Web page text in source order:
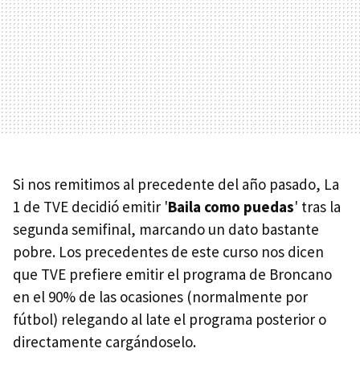
Si nos remitimos al precedente del año pasado, La
1 de TVE decidió emitir 'Baila como puedas' tras la
segunda semifinal, marcando un dato bastante
pobre. Los precedentes de este curso nos dicen
que TVE prefiere emitir el programa de Broncano
en el 90% de las ocasiones (normalmente por
fútbol) relegando al late el programa posterior o
directamente cargándoselo.